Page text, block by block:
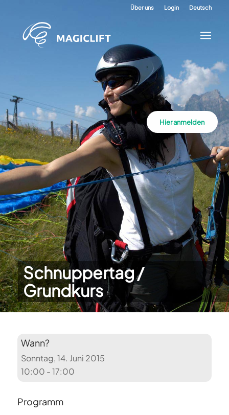
Über uns Login Deutsch
Schnuppertag /
Grundkurs
Hier anmelden
Wann?
Sonntag, 14. Juni 2015
10:00 - 17:00
Programm